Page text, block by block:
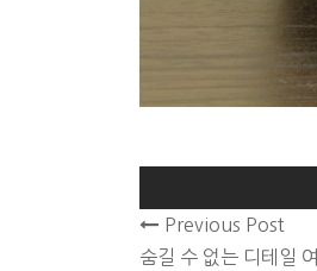
Previous Post
숨길 수 없는 디테일